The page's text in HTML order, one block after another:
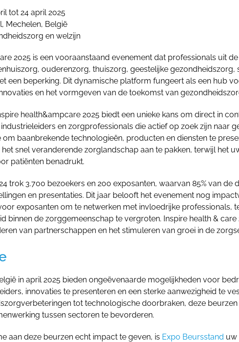
tot 24 april 2025
Mechelen, België
en welzijn
2025 is een vooraanstaand evenement dat professionals uit
ouderenzorg, thuiszorg, geestelijke
een beperking. Dit dynamische platform fungeert als een hub
en het vormgeven van de toekomst van
health&ampcare 2025 biedt een unieke kans om direct in
en zorgprofessionals die actief op zoek zijn naar
om baanbrekende technologieën, producten en diensten te
snel veranderende zorglandschap aan te pakken, terwijl het
patiënten benadrukt.
trok 3.700 bezoekers en 200 exposanten, waarvan 85% van de
en presentaties. Dit jaar belooft het evenement nog
exposanten om te netwerken met invloedrijke professionals,
binnen de zorggemeenschap te vergroten. Inspire health &
van partnerschappen en het stimuleren van groei in de
in april 2025 bieden ongeëvenaarde mogelijkheden voor
innovaties te presenteren en een sterke aanwezigheid te
tot technologische doorbraken, deze beurzen
tussen sectoren te bevorderen.
aan deze beurzen echt impact te geven, is Expo Beursstand uw